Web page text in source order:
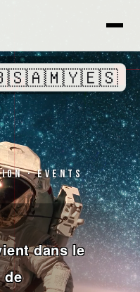
· Events
dans le
de
🇸🇦🇲🇾🇪🇸